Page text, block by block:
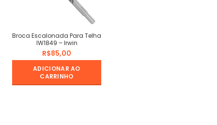
Broca Escalonada Para Telha
IW1849 – Irwin
R$
ADICIONAR AO
CARRINHO